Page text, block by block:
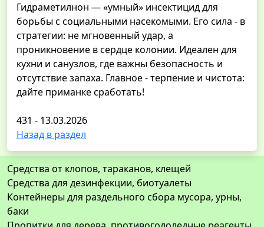
Гидраметилнон — «умный» инсектицид для
борьбы с социальными насекомыми. Его сила - в
стратегии: не мгновенный удар, а
проникновение в сердце колонии. Идеален для
кухни и санузлов, где важны безопасность и
отсутствие запаха. Главное - терпение и чистота:
дайте приманке сработать!
431 - 13.03.2026
Назад в раздел
Средства от клопов, тараканов, клещей
Средства для дезинфекции, биотуалеты
Контейнеры для раздельного сбора мусора, урны,
баки